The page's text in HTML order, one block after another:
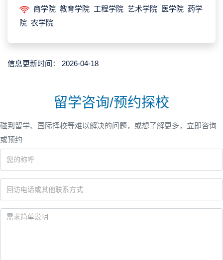
商学院 教育学院 工程学院 艺术学院 医学院 药学
院 农学院
信息更新时间： 2026-04-18
留学咨询/预约探校
碰到留学、国际择校等难以解决的问题，或想了解更多，立即咨询
或预约